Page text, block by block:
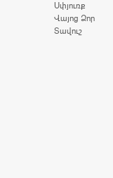
Սփյուռք
Վայոց Ձոր
Տավուշ